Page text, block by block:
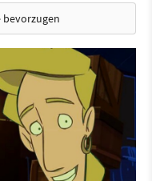
bevorzugen